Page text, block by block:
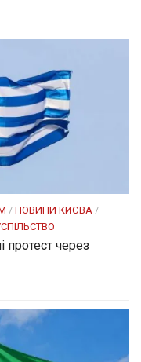
/ НОВИНИ КИЄВА /
протест через